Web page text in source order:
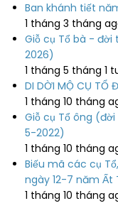
Ban khánh tiết
1 tháng 3 tháng
Giỗ cụ Tổ bà - đời
2026)
1 tháng 5 tháng 1
DI DỜI MỘ CỤ TỔ
1 tháng 10 tháng
Giỗ cụ Tổ ông
5-2022)
1 tháng 10 tháng
Biếu mã các cụ
ngày 12-7 năm Ất
1 tháng 10 tháng